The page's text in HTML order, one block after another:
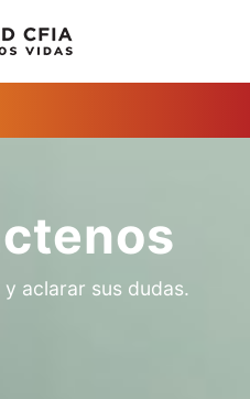
aclarar sus dudas.